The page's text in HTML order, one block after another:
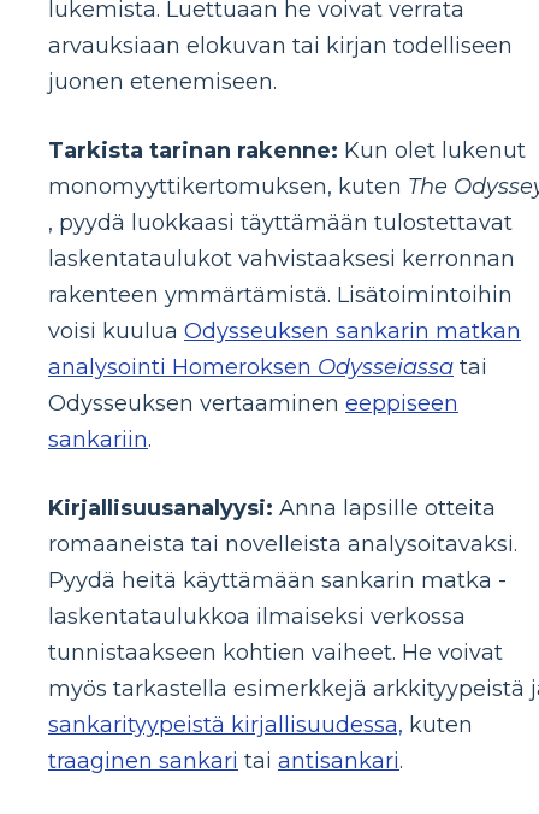
lukemista. Luettuaan he voivat verrata
arvauksiaan elokuvan tai kirjan todelliseen
juonen etenemiseen.
Tarkista tarinan rakenne: Kun olet lukenut
monomyyttikertomuksen, kuten The
, pyydä luokkaasi täyttämään tulostettavat
laskentataulukot vahvistaaksesi kerronnan
rakenteen ymmärtämistä. Lisätoimintoihin
voisi kuulua Odysseuksen sankarin matkan
analysointi Homeroksen Odysseiassa tai
Odysseuksen vertaaminen eeppiseen
sankariin.
Kirjallisuusanalyysi: Anna lapsille otteita
romaaneista tai novelleista analysoitavaksi.
Pyydä heitä käyttämään sankarin matka -
laskentataulukkoa ilmaiseksi verkossa
tunnistaakseen kohtien vaiheet. He voivat
myös tarkastella esimerkkejä arkkityypeistä
sankarityypeistä kirjallisuudessa, kuten
traaginen sankari tai antisankari.